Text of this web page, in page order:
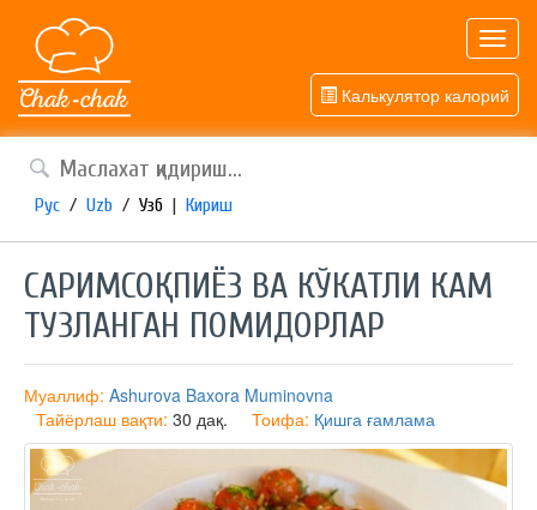
Калькулятор калорий
Рус / Uzb / Узб | Кириш
САРИМСОҚПИЁЗ ВА КЎКАТЛИ КАМ
ТУЗЛАНГАН ПОМИДОРЛАР
Муаллиф: Ashurova Baxora Muminovna
Тайёрлаш вақти: 30 дақ. Тоифа: Қишга ғамлама